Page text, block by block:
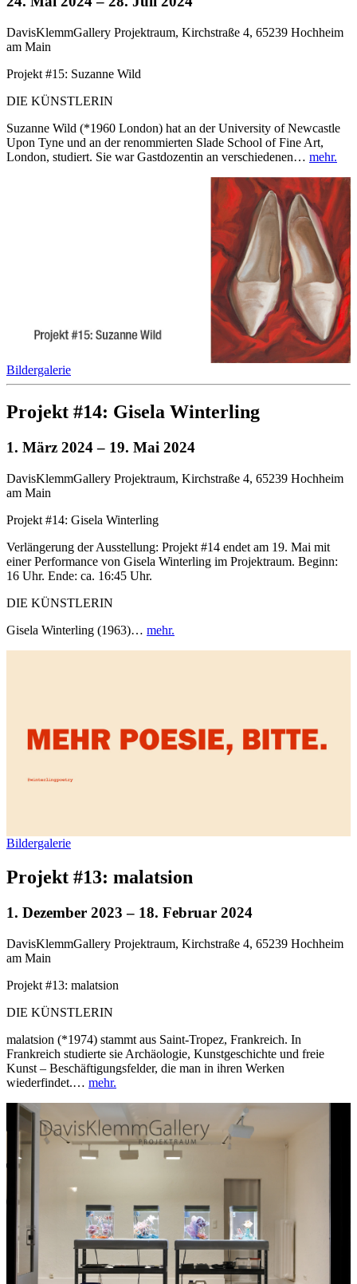
DavisKlemmGallery Projektraum, Kirchstraße 4, 65239 Hochheim
am Main
Projekt #15: Suzanne Wild
DIE KÜNSTLERIN
Suzanne Wild (*1960 London) hat an der University of Newcastle
Upon Tyne und an der renommierten Slade School of Fine Art,
London, studiert. Sie war Gastdozentin an verschiedenen… mehr.
Bildergalerie
Projekt #14: Gisela Winterling
1. März 2024– 19. Mai 2024
DavisKlemmGallery Projektraum, Kirchstraße 4, 65239 Hochheim
am Main
Projekt #14: Gisela Winterling
Verlängerung der Ausstellung: Projekt #14 endet am 19. Mai mit
einer Performance von Gisela Winterling im Projektraum. Beginn:
16 Uhr. Ende: ca. 16:45 Uhr.
DIE KÜNSTLERIN
Gisela Winterling (1963)… mehr.
Bildergalerie
Projekt #13: malatsion
1. Dezember 2023 – 18. Februar 2024
DavisKlemmGallery Projektraum, Kirchstraße 4, 65239 Hochheim
am Main
Projekt #13: malatsion
DIE KÜNSTLERIN
malatsion (*1974) stammt aus Saint-Tropez, Frankreich. In
Frankreich studierte sie Archäologie, Kunstgeschichte und freie
Kunst – Beschäftigungsfelder, die man in ihren Werken
wiederfindet.… mehr.